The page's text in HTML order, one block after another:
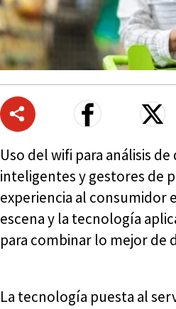
Uso del wifi para análisis
inteligentes y gestores de
experiencia al consumidor
escena y la tecnología
para combinar lo mejor de
La tecnología puesta al